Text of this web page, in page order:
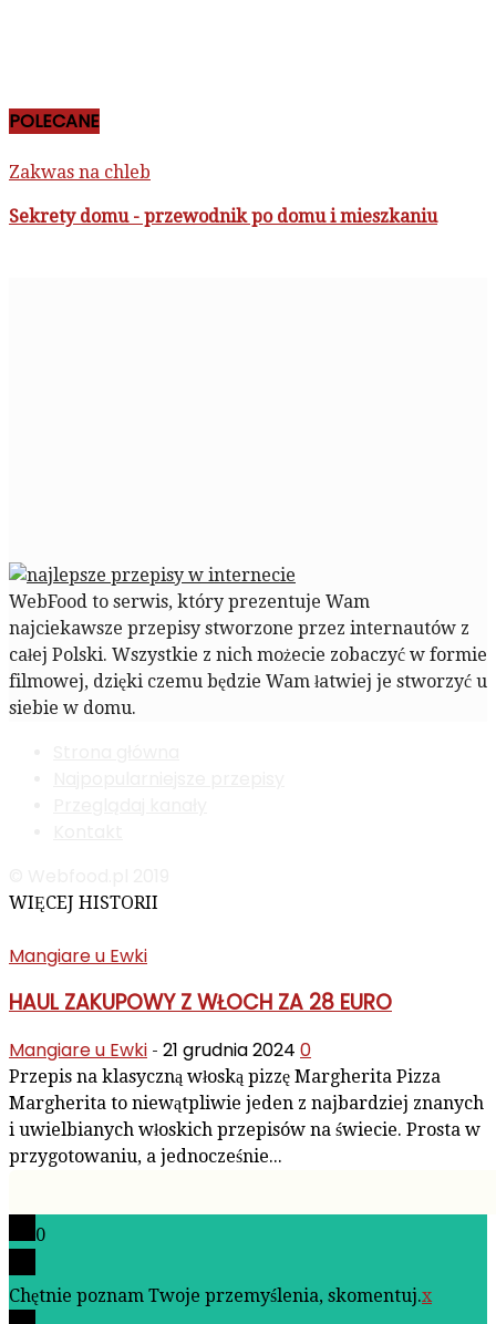
POLECANE
Zakwas na chleb
Sekrety domu - przewodnik po domu i mieszkaniu
WebFood to serwis, który prezentuje Wam
najciekawsze przepisy stworzone przez internautów z
całej Polski. Wszystkie z nich możecie zobaczyć w formie
filmowej, dzięki czemu będzie Wam łatwiej je stworzyć u
siebie w domu.
WIĘCEJ HISTORII
Mangiare u Ewki
HAUL ZAKUPOWY Z WŁOCH ZA 28 EURO
Mangiare u Ewki - 21 grudnia 2024 0
Przepis na klasyczną włoską pizzę Margherita Pizza
Margherita to niewątpliwie jeden z najbardziej znanych
i uwielbianych włoskich przepisów na świecie. Prosta w
przygotowaniu, a jednocześnie...
0
Chętnie poznam Twoje przemyślenia, skomentuj.x